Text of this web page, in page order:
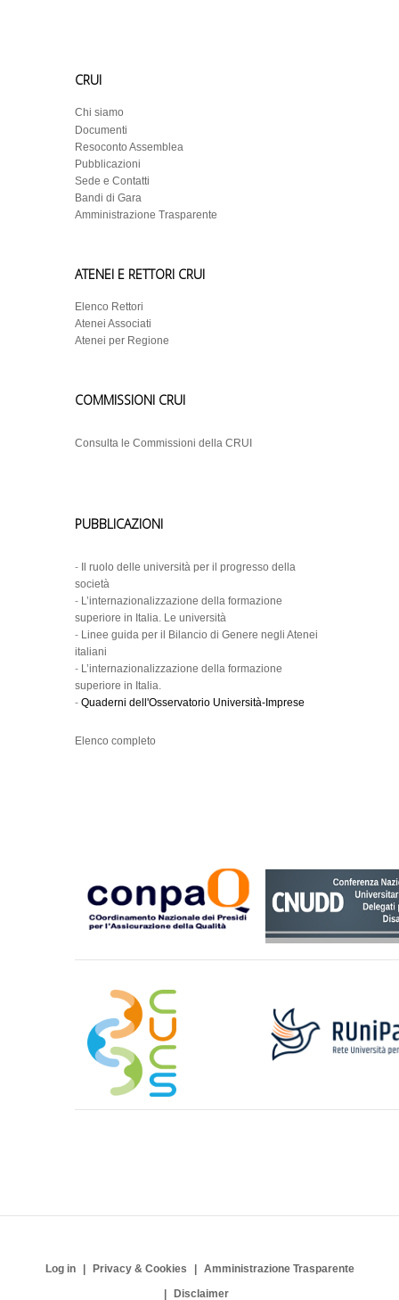
CRUI
Chi siamo
Documenti
Resoconto Assemblea
Pubblicazioni
Sede e Contatti
Bandi di Gara
Amministrazione Trasparente
ATENEI E RETTORI CRUI
Elenco Rettori
Atenei Associati
Atenei per Regione
COMMISSIONI CRUI
Consulta le Commissioni della CRUI
PUBBLICAZIONI
-
Il ruolo delle università per il progresso della
società
- L’internazionalizzazione della formazione
superiore in Italia. Le università
- Linee guida per il Bilancio di Genere negli Atenei
italiani
- L’internazionalizzazione della formazione
superiore in Italia.
- Quaderni dell'Osservatorio Università-Imprese
Elenco completo
Log in Privacy & Cookies
Amministrazione Trasparente
Disclaimer